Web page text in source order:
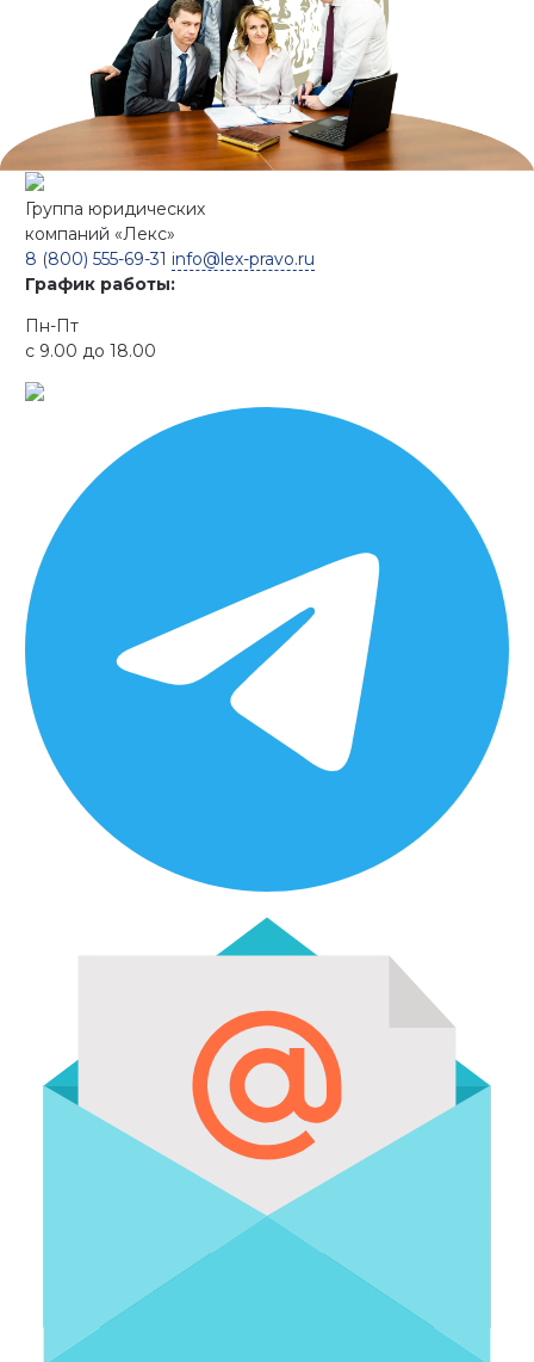
Группа юридических
компаний «Лекс»
8 (800) 555-69-31 info@lex-pravo.ru
График работы:
Пн-Пт
с 9.00 до 18.00